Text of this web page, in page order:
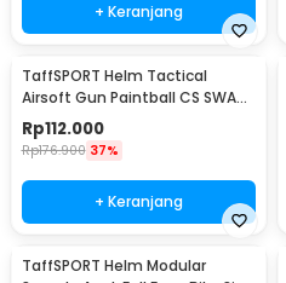
+ Keranjang
TaffSPORT Helm Tactical
Airsoft Gun Paintball CS SWAT
Helmet - MICH2000
Rp112.000
Rp176.900 37%
+ Keranjang
TaffSPORT Helm Modular